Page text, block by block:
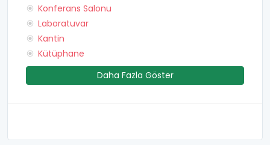
Konferans Salonu
Laboratuvar
Kantin
Kütüphane
Daha Fazla Göster